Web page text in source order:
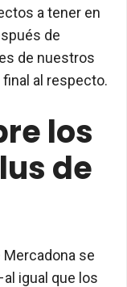
a tener en
de
de nuestros
al respecto.
los
de
Mercadona se
igual que los